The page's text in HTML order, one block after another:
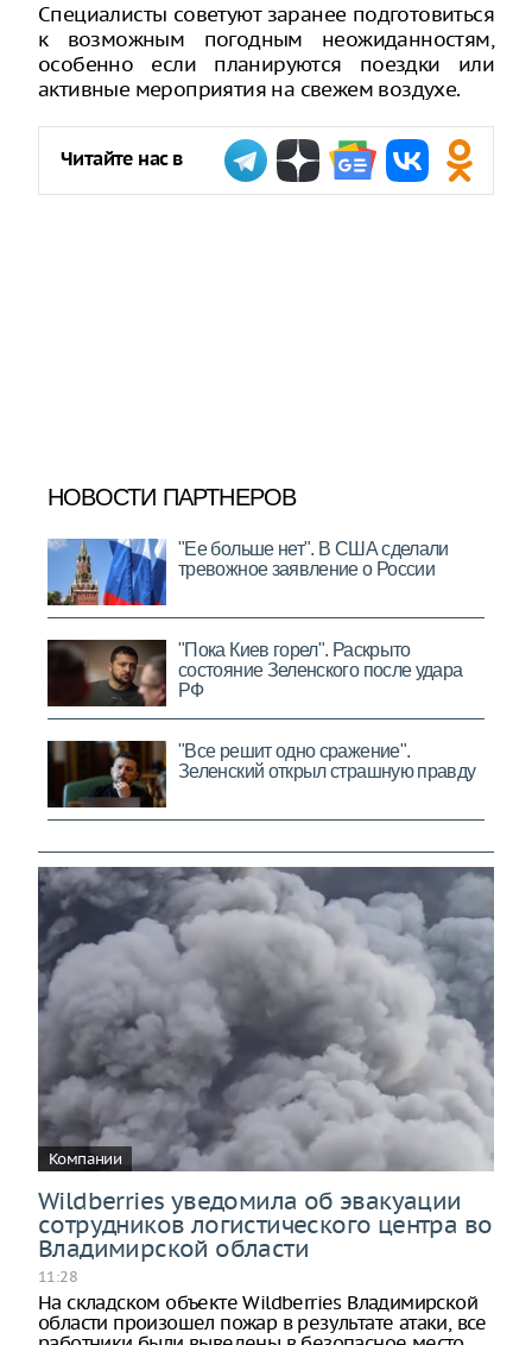
Специалисты советуют заранее подготовиться
к возможным погодным неожиданностям,
особенно если планируются поездки или
активные мероприятия на свежем воздухе.
Читайте нас в
Компании
Wildberries уведомила об эвакуации
сотрудников логистического центра во
Владимирской области
11:28
На складском объекте Wildberries Владимирской
области произошел пожар в результате атаки, все